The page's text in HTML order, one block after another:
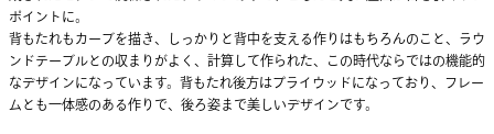
ポイントに。
背もたれもカーブを描き、しっかりと背中を支える作りはもちろんのこと、ラウ
ンドテーブルとの収まりがよく、計算して作られた、この時代ならではの機能的
なデザインになっています。背もたれ後方はプライウッドになっており、フレー
ムとも一体感のある作りで、後ろ姿まで美しいデザインです。